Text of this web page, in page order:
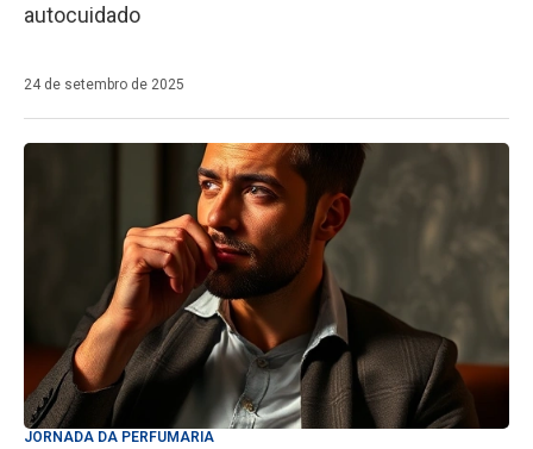
autocuidado
24 de setembro de 2025
JORNADA DA PERFUMARIA